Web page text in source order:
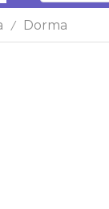
/ Dorma